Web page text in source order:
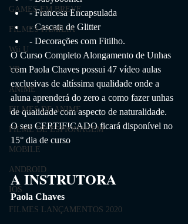
GAMES EM BREVE
FILMES FAMÍLIA
Wii U
VR
ANIME
FILMES DE ANIME
FILME DE ESPIONAGEM
MOBILE
ANDROID
IOS
FILMES LANÇAMENTOS 2020
- Francesa Encapsulada
- Cascata de Glitter
- Decorações com Fitilho.
O Curso Completo Alongamento de Unhas
com Paola Chaves possui 47 vídeo aulas
exclusivas de altíssima qualidade onde a
aluna aprenderá do zero a como fazer unhas
de qualidade com aspecto de naturalidade.
O seu CERTIFICADO ficará disponível no
15° dia de curso
A INSTRUTORA
Paola Chaves